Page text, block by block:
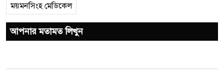
ময়মনসিংহ মেডিকেল
আপনার মতামত লিখুন